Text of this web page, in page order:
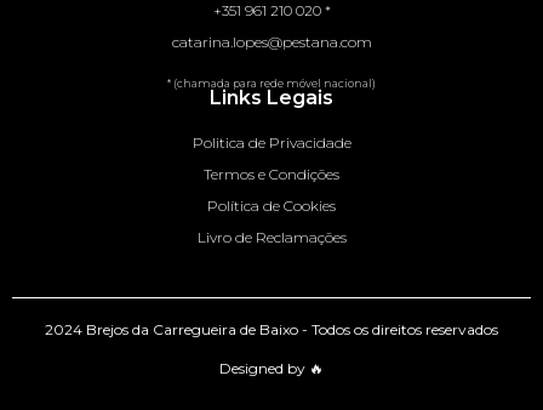
+351 961 210 020 *
catarina.lopes@pestana.com
* (chamada para rede móvel nacional)
Links Legais
Politica de Privacidade
Termos e Condições
Política de Cookies
Livro de Reclamações
2024 Brejos da Carregueira de Baixo - Todos os direitos reservados
Designed by 🔥